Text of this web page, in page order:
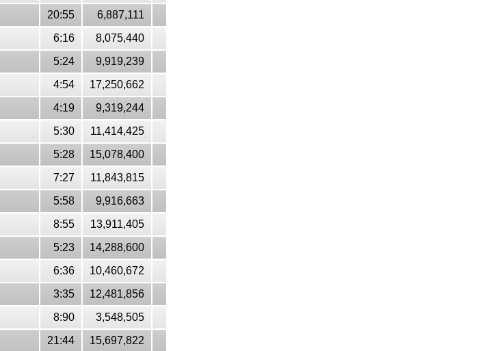
20:55
6,887,111
6:16
8,075,440
5:24
9,919,239
4:54
17,250,662
4:19
9,319,244
5:30
11,414,425
5:28
15,078,400
7:27
11,843,815
5:58
9,916,663
8:55
13,911,405
5:23
14,288,600
6:36
10,460,672
3:35
12,481,856
8:90
3,548,505
21:44 15,697,822